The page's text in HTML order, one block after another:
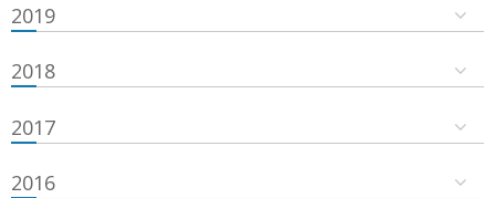
2019
2018
2017
2016